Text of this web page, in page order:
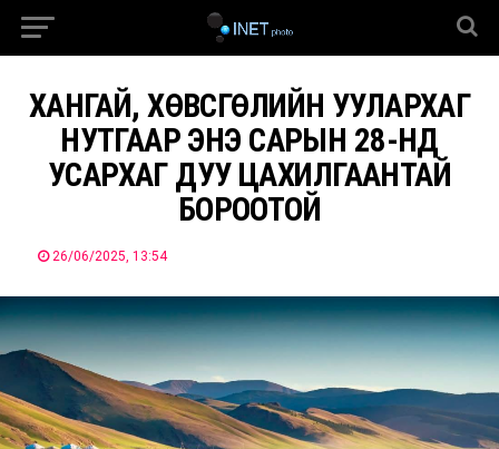
ХАНГАЙ, ХӨВСГӨЛИЙН УУЛАРХАГ
НУТГААР ЭНЭ САРЫН 28-НД
УСАРХАГ ДУУ ЦАХИЛГААНТАЙ
БОРООТОЙ
26/06/2025, 13:54